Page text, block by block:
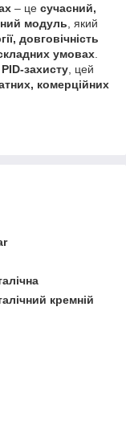
– це сучасний,
модуль , який
довговічність
умовах
захисту , цей
комерційних
кремній